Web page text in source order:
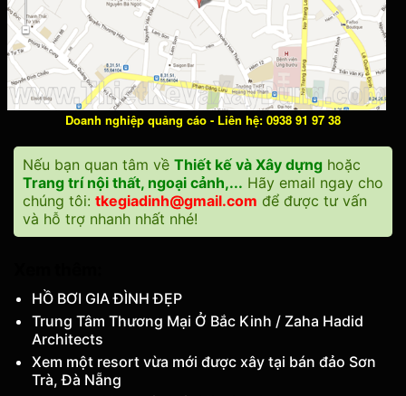
Doanh nghiệp quảng cáo - Liên hệ: 0938 91 97 38
Nếu bạn quan tâm về Thiết kế và Xây dựng hoặc
Trang trí nội thất, ngoại cảnh,... Hãy email ngay cho
chúng tôi: tkegiadinh@gmail.com để được tư vấn
và hỗ trợ nhanh nhất nhé!
HỒ BƠI GIA ĐÌNH ĐẸP
Trung Tâm Thương Mại Ở Bắc Kinh / Zaha Hadid
Architects
Xem một resort vừa mới được xây tại bán đảo Sơn
Trà, Đà Nẵng